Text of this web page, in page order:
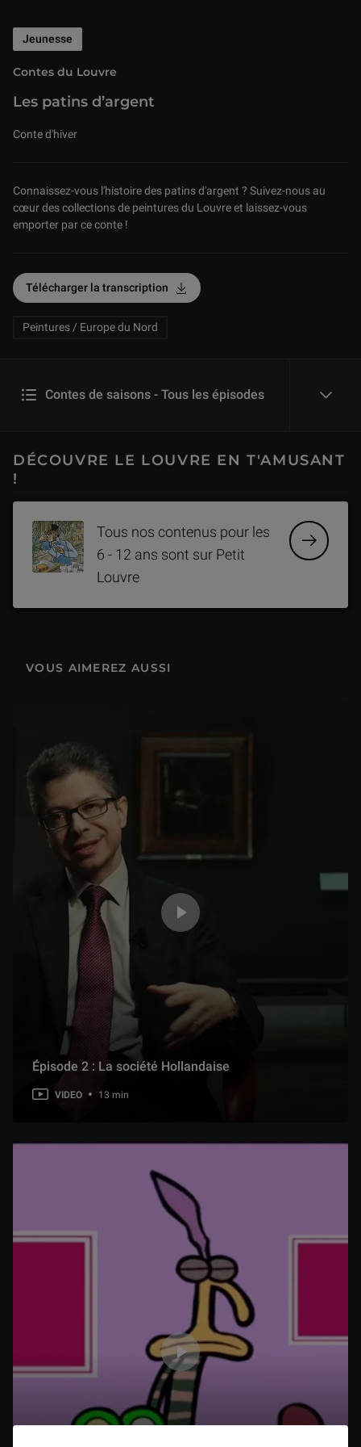
Les patins d’argent
Jeunesse
Contes du Louvre
Conte d'hiver
Connaissez-vous l'histoire des patins d'argent ? Suivez-nous au
cœur des collections de peintures du Louvre et laissez-vous
emporter par ce conte !
Télécharger la transcription
Related Keywords
Peintures / Europe du Nord
Contes de saisons - Tous les épisodes
Les gâteaux de Noël
La naissance de l'hiver
6 min
5 min
La ruse du renard
5 min
Les flèches de Cupidon
5 min
Le pêcheur et la sirène
4 min
Le paysan et le diable
4 min
Le Maître du jardin
L’arbre qui chantait
Le prix des belles pommes
Un loup un peu trop gourmand
Le raisin de Bacchus
5 min
DÉCOUVRE LE LOUVRE EN T'AMUSANT
!
Tous nos contenus pour les
6 - 12 ans sont sur Petit
Louvre
VOUS AIMEREZ AUSSI
Épisode 2 : La société Hollandaise
VIDEO 13 min